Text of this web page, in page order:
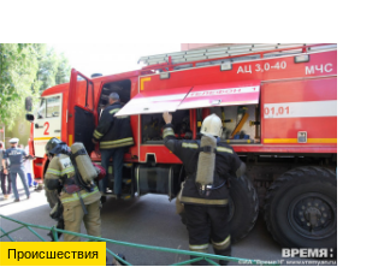
Происшествия